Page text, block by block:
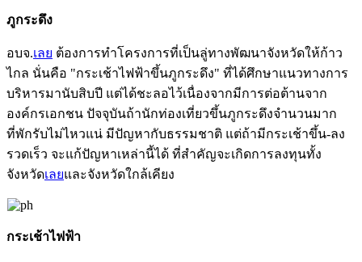
ภูกระดึง
อบจ.เลย ต้องการทำโครงการที่เป็นลู่ทางพัฒนาจังหวัดให้ก้าว
ไกล นั่นคือ "กระเช้าไฟฟ้าขึ้นภูกระดึง" ที่ได้ศึกษาแนวทางการ
บริหารมานับสิบปี แต่ได้ชะลอไว้เนื่องจากมีการต่อต้านจาก
องค์กรเอกชน ปัจจุบันถ้านักท่องเที่ยวขึ้นภูกระดึงจำนวนมาก
ที่พักรับไม่ไหวแน่ มีปัญหากับธรรมชาติ แต่ถ้ามีกระเช้าขึ้น-ลง
รวดเร็ว จะแก้ปัญหาเหล่านี้ได้ ที่สำคัญจะเกิดการลงทุนทั้ง
จังหวัดเลยและจังหวัดใกล้เคียง
กระเช้าไฟฟ้า